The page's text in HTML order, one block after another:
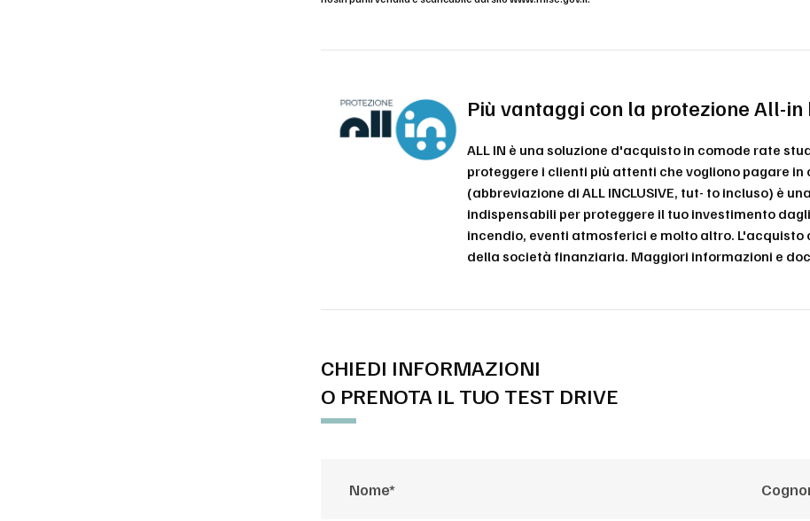
Più vantaggi con la protezione All-
ALL IN è una soluzione d'acquisto in comode rate
proteggere i clienti più attenti che vogliono pagare in
(abbreviazione di ALL INCLUSIVE, tut- to incluso) è
indispensabili per proteggere il tuo investimento
incendio, eventi atmosferici e molto altro. L'acquisto
della società finanziaria. Maggiori informazioni e
CHIEDI INFORMAZIONI
O PRENOTA IL TUO TEST DRIVE